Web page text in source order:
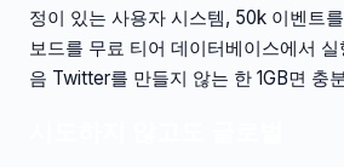
정이 있는 사용자 시스템, 50k 이벤트
보드를 무료 티어 데이터베이스에서
음 Twitter를 만들지 않는 한 1GB면 충